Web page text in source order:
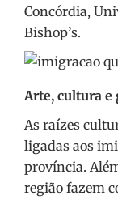
Concórdia,
Bishop’s.
Arte, cultura
As raízes
ligadas aos
província.
região fazem